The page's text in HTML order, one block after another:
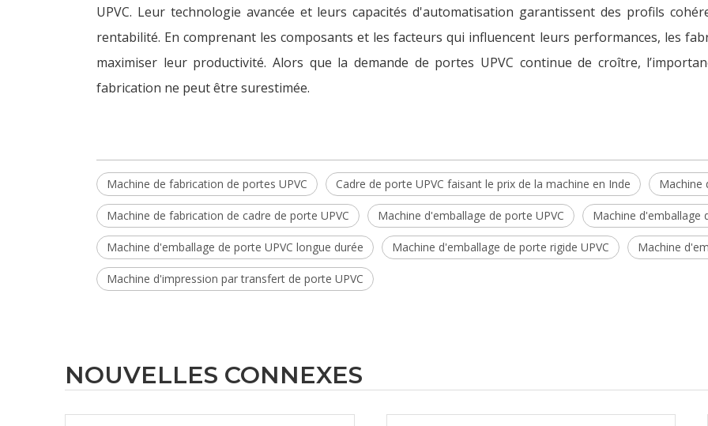
UPVC. Leur technologie avancée et leurs capacités d'automatisation garantissent des profils
rentabilité. En comprenant les composants et les facteurs qui influencent leurs performances, les
maximiser leur productivité. Alors que la demande de portes UPVC continue de croître,
fabrication ne peut être surestimée.
Machine de fabrication de portes UPVC Cadre de porte UPVC faisant le prix de la machine en Inde Machine
Machine de fabrication de cadre de porte UPVC Machine d'emballage de porte UPVC Machine d'emballage
Machine d'emballage de porte UPVC longue durée Machine d'emballage de porte rigide UPVC Machine
Machine d'impression par transfert de porte UPVC
NOUVELLES CONNEXES